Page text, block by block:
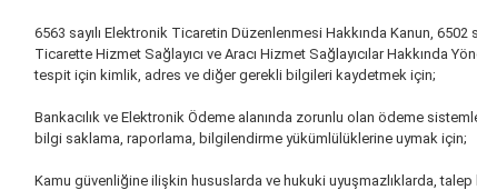
6563 sayılı Elektronik Ticaretin Düzenlenmesi Hakkında Kanun, 6502
Ticarette Hizmet Sağlayıcı ve Aracı Hizmet Sağlayıcılar Hakkında
tespit için kimlik, adres ve diğer gerekli bilgileri kaydetmek için;
Bankacılık ve Elektronik Ödeme alanında zorunlu olan ödeme
bilgi saklama, raporlama, bilgilendirme yükümlülüklerine uymak için;
Kamu güvenliğine ilişkin hususlarda ve hukuki uyuşmazlıklarda,